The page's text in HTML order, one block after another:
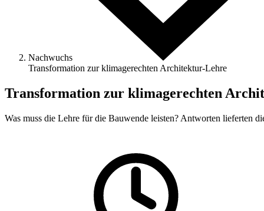
Nachwuchs
Transformation zur klimagerechten Architektur-Lehre
Transformation zur klimagerechten
Was muss die Lehre für die Bauwende leisten? Antworten lieferten